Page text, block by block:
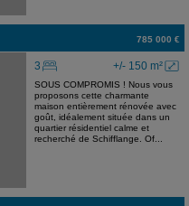
785 000 €
+/- 150 m²
3
SOUS COMPROMIS ! Nous vous
proposons cette charmante
maison entièrement rénovée avec
goût, idéalement située dans un
quartier résidentiel calme et
recherché de Schifflange. Of...